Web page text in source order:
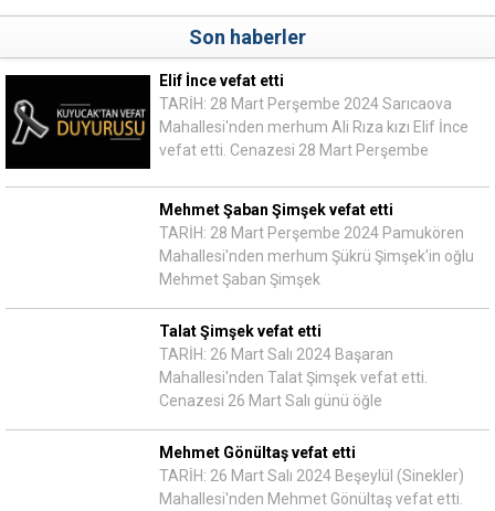
Son haberler
Elif İnce vefat etti
TARİH: 28 Mart Perşembe 2024 Sarıcaova
Mahallesi'nden merhum Ali Rıza kızı Elif İnce
vefat etti. Cenazesi 28 Mart Perşembe
Mehmet Şaban Şimşek vefat etti
TARİH: 28 Mart Perşembe 2024 Pamukören
Mahallesi'nden merhum Şükrü Şimşek'in oğlu
Mehmet Şaban Şimşek
Talat Şimşek vefat etti
TARİH: 26 Mart Salı 2024 Başaran
Mahallesi'nden Talat Şimşek vefat etti.
Cenazesi 26 Mart Salı günü öğle
Mehmet Gönültaş vefat etti
TARİH: 26 Mart Salı 2024 Beşeylül (Sinekler)
Mahallesi'nden Mehmet Gönültaş vefat etti.